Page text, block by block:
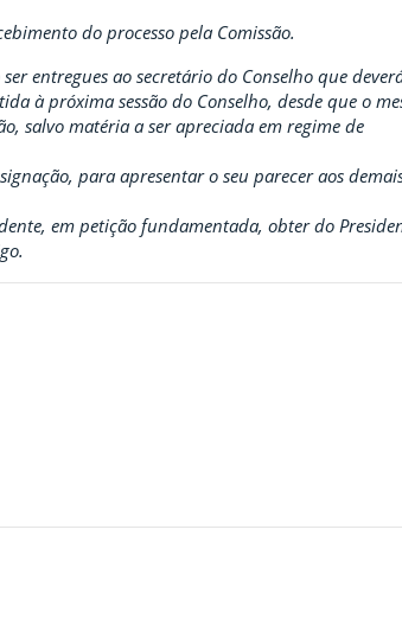
do processo pela Comissão.
entregues ao secretário do Conselho que
à próxima sessão do Conselho, desde que o
salvo matéria a ser apreciada em regime de
para apresentar o seu parecer aos
em petição fundamentada, obter do